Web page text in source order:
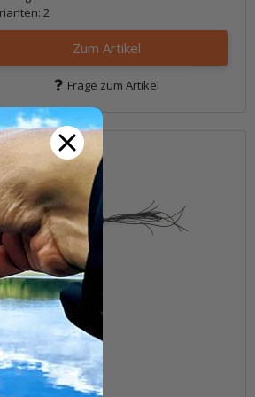
2
Zum Artikel
Frage zum Artikel
€ *